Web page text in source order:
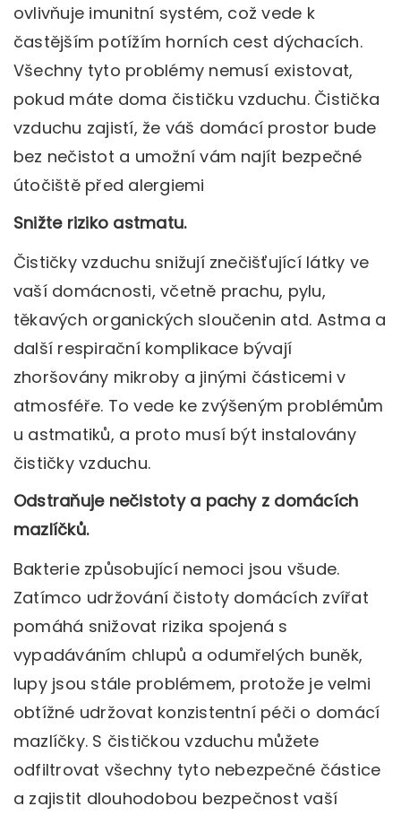
ovlivňuje imunitní systém, což vede k
častějším potížím horních cest dýchacích.
Všechny tyto problémy nemusí existovat,
pokud máte doma čističku vzduchu. Čistička
vzduchu zajistí, že váš domácí prostor bude
bez nečistot a umožní vám najít bezpečné
útočiště před alergiemi
Snižte riziko astmatu.
Čističky vzduchu snižují znečišťující látky ve
vaší domácnosti, včetně prachu, pylu,
těkavých organických sloučenin atd. Astma a
další respirační komplikace bývají
zhoršovány mikroby a jinými částicemi v
atmosféře. To vede ke zvýšeným problémům
u astmatiků, a proto musí být instalovány
čističky vzduchu.
Odstraňuje nečistoty a pachy z domácích
mazlíčků.
Bakterie způsobující nemoci jsou všude.
Zatímco udržování čistoty domácích zvířat
pomáhá snižovat rizika spojená s
vypadáváním chlupů a odumřelých buněk,
lupy jsou stále problémem, protože je velmi
obtížné udržovat konzistentní péči o domácí
mazlíčky. S čističkou vzduchu můžete
odfiltrovat všechny tyto nebezpečné částice
a zajistit dlouhodobou bezpečnost vaší